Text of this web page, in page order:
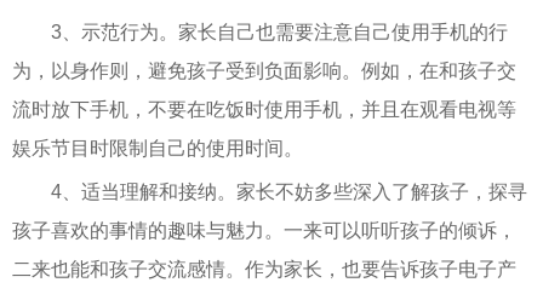
3、示范行为。家长自己也需要注意自己使用手机的行
为，以身作则，避免孩子受到负面影响。例如，在和孩子交
流时放下手机，不要在吃饭时使用手机，并且在观看电视等
娱乐节目时限制自己的使用时间。
4、适当理解和接纳。家长不妨多些深入了解孩子，探寻
孩子喜欢的事情的趣味与魅力。一来可以听听孩子的倾诉，
二来也能和孩子交流感情。作为家长，也要告诉孩子电子产